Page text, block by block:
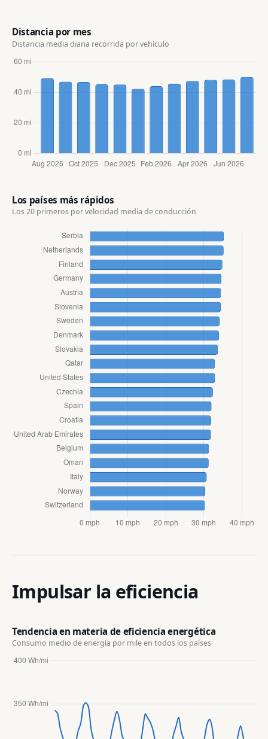
Distancia por mes
Distancia media diaria recorrida por vehículo
Los países más rápidos
Los 20 primeros por velocidad media de conducción
Impulsar la eficiencia
Tendencia en materia de eficiencia energética
Consumo medio de energía por mileen todos los países